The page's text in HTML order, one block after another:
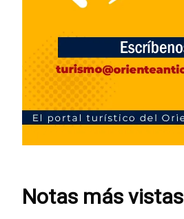
Notas más vistas